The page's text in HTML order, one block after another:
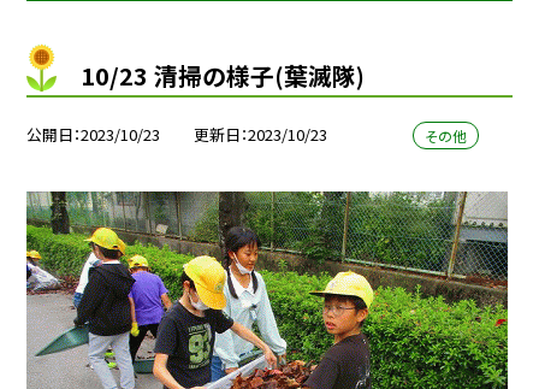
10/23 清掃の様子(葉滅隊)
公開日 2023/10/23 更新日 2023/10/23 その他